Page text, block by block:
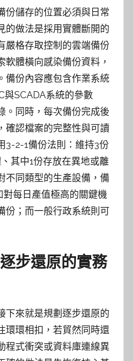
份儲存的位置必須與日常
的做法是採用實體斷開的
嚴格存取控制的雲端備份
軟體橫向感染備份資料，
備份內容應包含作業系統
與SCADA系統的參數
。同時，每次備份完成後
確認檔案的完整性與可讀
3-2-1備份法則：維持3份
其中1份存放在異地或離
不同類型的生產設備，備
每日產值極高的關鍵機
份；而一般行政系統則可
步還原的實務
下來就是規劃逐步還原的
環環相扣，若貿然同時還
程式衝突或資料庫連線異